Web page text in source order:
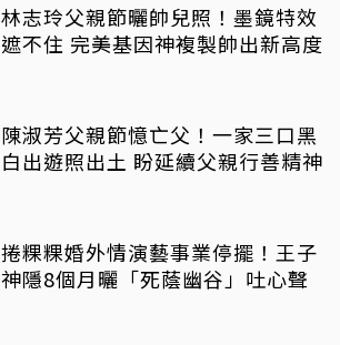
林志玲父親節曬帥兒照！墨鏡特效
遮不住 完美基因神複製帥出新高度
陳淑芳父親節憶亡父！一家三口黑
白出遊照出土 盼延續父親行善精神
捲粿粿婚外情演藝事業停擺！王子
神隱8個月曬「死蔭幽谷」吐心聲